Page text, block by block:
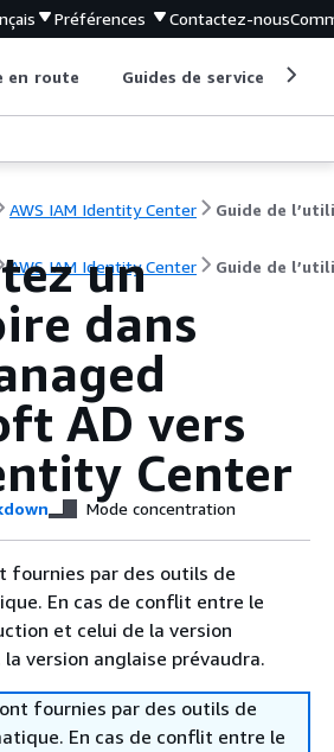
Préférences Contactez-nous
en route Guides de service
AWS IAM Identity Center
AWS IAM Identity Center Guide de
un
dans
AD vers
Center
Mode concentration
fournies par des outils de
En cas de conflit entre le
et celui de la version
version anglaise prévaudra.
fournies par des outils de
En cas de conflit entre le